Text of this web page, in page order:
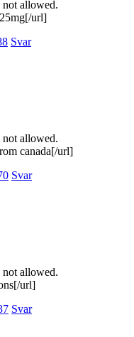
allowed.
url]
Svar
allowed.
canada[/url]
Svar
allowed.
url]
Svar